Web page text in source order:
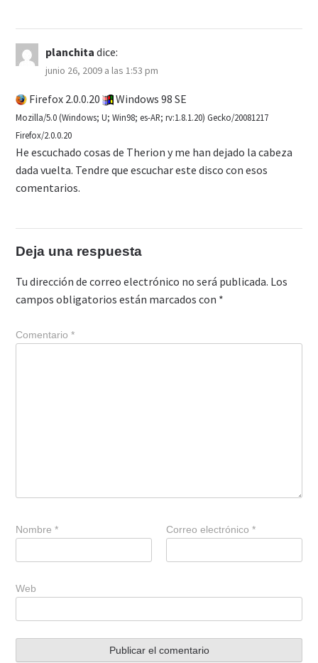
planchita dice:
junio 26, 2009 a las 1:53 pm
Firefox 2.0.0.20 Windows 98 SE
Mozilla/5.0 (Windows; U; Win98; es-AR; rv:1.8.1.20) Gecko/20081217
Firefox/2.0.0.20
He escuchado cosas de Therion y me han dejado la cabeza
dada vuelta. Tendre que escuchar este disco con esos
comentarios.
Deja una respuesta
Tu dirección de correo electrónico no será publicada. Los
campos obligatorios están marcados con *
Comentario*
Nombre* Correo electrónico*
Web